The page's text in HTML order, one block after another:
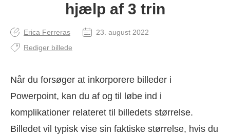
hjælp af 3 trin
Erica Ferreras
23. august 2022
Rediger billede
Når du forsøger at inkorporere billeder i
Powerpoint, kan du af og til løbe ind i
komplikationer relateret til billedets størrelse.
Billedet vil typisk vise sin faktiske størrelse, hvis du